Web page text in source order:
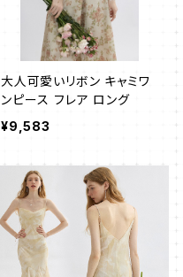
大人可愛いリボン キャミワ
ンピース フレア ロング
¥9,583